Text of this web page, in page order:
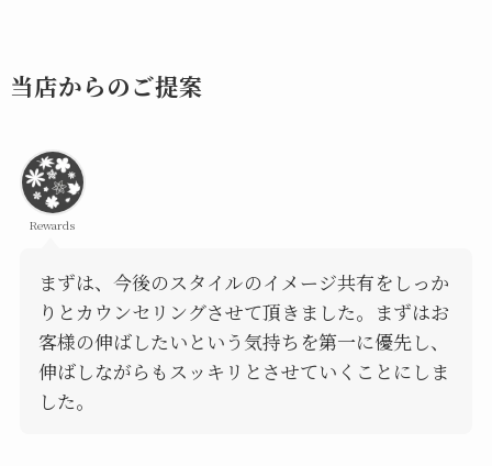
当店からのご提案
Rewards
まずは、今後のスタイルのイメージ共有をしっか
りとカウンセリングさせて頂きました。まずはお
客様の伸ばしたいという気持ちを第一に優先し、
伸ばしながらもスッキリとさせていくことにしま
した。